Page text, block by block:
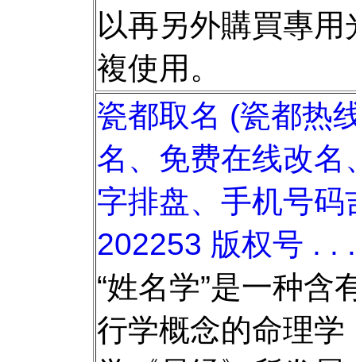
以再另外購買專
複使用。
瓷都取名 (瓷都热
名、免费在线改
字排盘、手机号
202253 版权号 . .
“姓名学”是一种含
行学概念的命理